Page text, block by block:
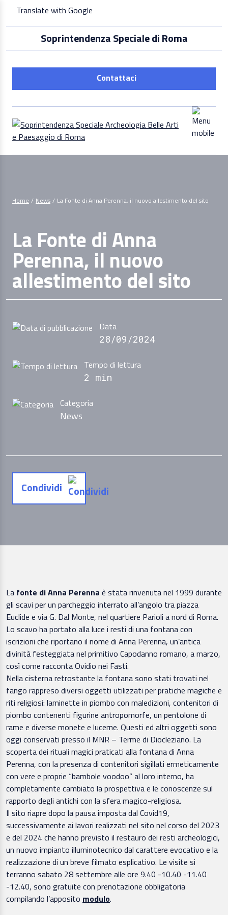
content
Translate with Google
Soprintendenza Speciale di Roma
Contattaci
Home / News / La Fonte di Anna Perenna, il nuovo allestimento del sito
La Fonte di Anna
Perenna, il nuovo
allestimento del sito
Data
28/09/2024
Tempo di lettura
2 min
Categoria
News
Condividi
La fonte di Anna Perenna è stata rinvenuta nel 1999 durante
gli scavi per un parcheggio interrato all’angolo tra piazza
Euclide e via G. Dal Monte, nel quartiere Parioli a nord di Roma.
Lo scavo ha portato alla luce i resti di una fontana con
iscrizioni che riportano il nome di Anna Perenna, un’antica
divinità festeggiata nel primitivo Capodanno romano, a marzo,
così come racconta Ovidio nei Fasti.
Nella cisterna retrostante la fontana sono stati trovati nel
fango rappreso diversi oggetti utilizzati per pratiche magiche e
riti religiosi: laminette in piombo con maledizioni, contenitori di
piombo contenenti figurine antropomorfe, un pentolone di
rame e diverse monete e lucerne. Questi ed altri oggetti sono
oggi conservati presso il MNR – Terme di Diocleziano. La
scoperta dei rituali magici praticati alla fontana di Anna
Perenna, con la presenza di contenitori sigillati ermeticamente
con vere e proprie “bambole voodoo” al loro interno, ha
completamente cambiato la prospettiva e le conoscenze sul
rapporto degli antichi con la sfera magico-religiosa.
Il sito riapre dopo la pausa imposta dal Covid19,
successivamente ai lavori realizzati nel sito nel corso del 2023
e del 2024 che hanno previsto il restauro dei resti archeologici,
un nuovo impianto illuminotecnico dal carattere evocativo e la
realizzazione di un breve filmato esplicativo. Le visite si
terranno sabato 28 settembre alle ore 9.40 -10.40 -11.40
-12.40, sono gratuite con prenotazione obbligatoria
compilando l’apposito modulo.